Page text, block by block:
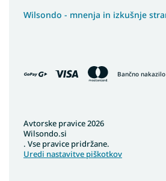
Wilsondo - mnenja in izkušnje
Bančno nakazilo
Avtorske pravice 2026
Wilsondo.si
. Vse pravice pridržane.
Uredi nastavitve piškotkov